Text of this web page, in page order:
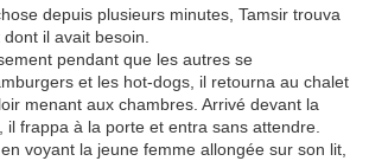
depuis plusieurs minutes, Tamsir trouva
il avait besoin.
pendant que les autres se
et les hot-dogs, il retourna au chalet
menant aux chambres. Arrivé devant la
il frappa à la porte et entra sans attendre.
voyant la jeune femme allongée sur son lit,